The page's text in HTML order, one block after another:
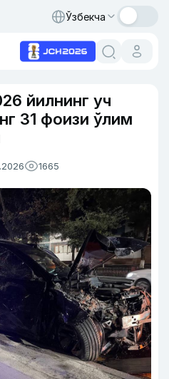
Ўзбекча
йилнинг уч
31 фоизи ўлим
1665